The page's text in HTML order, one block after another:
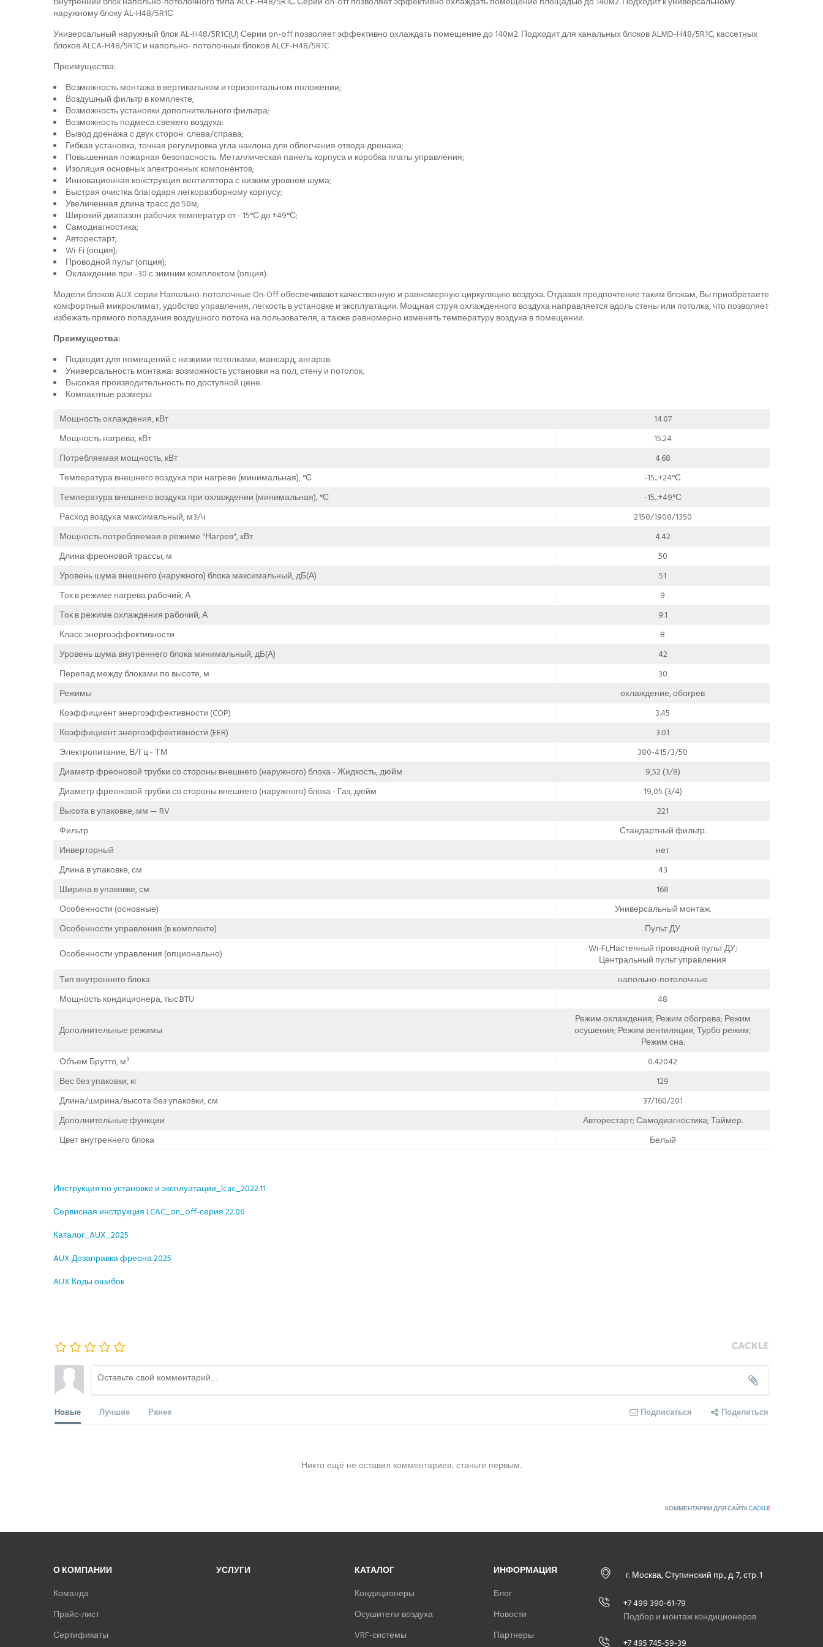
наружному блоку AL-H48/5R1С
Универсальный наружный блок AL-H48/5R1C(U) Серии on-off позволяет эффективно охлаждать помещение до 140м2. Подходит для канальных блоков ALMD-H48/5R1C, кассетных
блоков ALCA-H48/5R1C и напольно- потолочных блоков ALCF-H48/5R1C
Преимущества:
Возможность монтажа в вертикальном и горизонтальном положении;
Воздушный фильтр в комплекте;
Возможность установки дополнительного фильтра;
Возможность подмеса свежего воздуха;
Вывод дренажа с двух сторон: слева/справа;
Гибкая установка, точная регулировка угла наклона для облегчения отвода дренажа;
Повышенная пожарная безопасность. Металлическая панель корпуса и коробка платы управления;
Изоляция основных электронных компонентов;
Инновационная конструкция вентилятора с низким уровнем шума;
Быстрая очистка благодаря легкоразборному корпусу;
Увеличенная длина трасс до 50м;
Широкий диапазон рабочих температур от - 15°С до +49°С;
Самодиагностика;
Авторестарт;
Wi-Fi (опция);
Проводной пульт (опция);
Охлаждение при -30 с зимним комплектом (опция).
Модели блоков AUX серии Напольно-потолочные On-Off обеспечивают качественную и равномерную циркуляцию воздуха. Отдавая предпочтение таким блокам, Вы приобретаете
комфортный микроклимат, удобство управления, легкость в установке и эксплуатации. Мощная струя охлажденного воздуха направляется вдоль стены или потолка, что позволяет
избежать прямого попадания воздушного потока на пользователя, а также равномерно изменять температуру воздуха в помещении.
Преимущества:
Подходит для помещений с низкими потолками, мансард, ангаров.
Универсальность монтажа: возможность установки на пол, стену и потолок.
Высокая производительность по доступной цене.
Компактные размеры
Мощность охлаждения, кВт
14.07
Мощность нагрева, кВт
15.24
Потребляемая мощность, кВт
4.68
Температура внешнего воздуха при нагреве (минимальная), °С
-15...+24°С
Температура внешнего воздуха при охлаждении (минимальная), °С
-15...+49°С
Расход воздуха максимальный, м3/ч
2150/1900/1350
Мощность потребляемая в режиме "Нагрев", кВт
4.42
Длина фреоновой трассы, м
50
Уровень шума внешнего (наружного) блока максимальный, дБ(А)
51
Ток в режиме нагрева рабочий, А
9
Ток в режиме охлаждения рабочий, А
9.1
Класс энергоэффективности
B
Уровень шума внутреннего блока минимальный, дБ(А)
42
Перепад между блоками по высоте, м
30
Режимы
охлаждение, обогрев
Коэффициент энергоэффективности (COP)
3.45
Коэффициент энергоэффективности (EER)
3.01
Электропитание, В/Гц - ТМ
380-415/3/50
Диаметр фреоновой трубки со стороны внешнего (наружного) блока - Жидкость, дюйм
9,52 (3/8)
Диаметр фреоновой трубки со стороны внешнего (наружного) блока - Газ, дюйм
19,05 (3/4)
Высота в упаковке, мм — RV
221
Фильтр
Стандартный фильтр.
Инверторный
нет
Длина в упаковке, см
43
Ширина в упаковке, см
168
Особенности (основные)
Универсальный монтаж.
Особенности управления (в комплекте)
Пульт ДУ
Особенности управления (опционально)
Wi-Fi,Настенный проводной пульт ДУ;
Центральный пульт управления
Тип внутреннего блока
напольно-потолочные
Мощность кондиционера, тыс.BTU
48
Дополнительные режимы
Режим охлаждения; Режим обогрева; Режим
осушения; Режим вентиляции; Турбо режим;
Режим сна.
Объем Брутто, м³
0.42042
Вес без упаковки, кг
129
Длина/ширина/высота без упаковки, см
37/160/201
Дополнительные функции
Авторестарт; Самодиагностика; Таймер.
Цвет внутреннего блока
Белый
Инструкция по установке и эксплуатации_lcac_2022.11
Сервисная инструкция LCAC_on_off-серия 22.06
Каталог_AUX_2025
AUX Дозаправка фреона 2025
AUX Коды ошибок
Новые Лучшие Ранее Подписаться Поделиться
Никто ещё не оставил комментариев, станьте первым.
КОММЕНТАРИИ ДЛЯ САЙТАCACKLE
О КОМПАНИИ
Команда
Прайс-лист
Сертификаты
УСЛУГИ
КАТАЛОГ
Кондиционеры
Осушители воздуха
VRF-системы
ИНФОРМАЦИЯ
Блог
Новости
Партнеры
г. Москва, Ступинский пр., д. 7, стр. 1
+7 499 390-61-79
Подбор и монтаж кондиционеров
+7 495 745-59-39